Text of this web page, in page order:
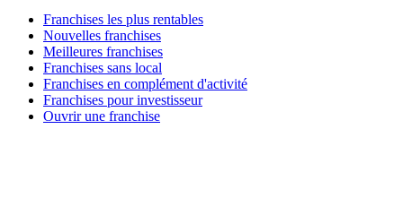
Franchises les plus rentables
Nouvelles franchises
Meilleures franchises
Franchises sans local
Franchises en complément d'activité
Franchises pour investisseur
Ouvrir une franchise